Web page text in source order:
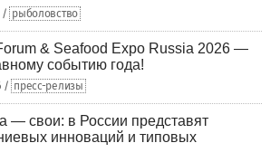
/ рыболовство
& Seafood Expo Russia 2026 —
событию года!
/ пресс-релизы
— свои: в России представят
инноваций и типовых